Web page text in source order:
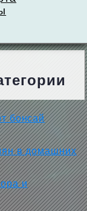
бонсай
в домашних
и